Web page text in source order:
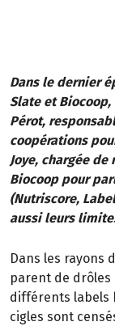
Dans le dernier
Slate et Biocoop,
Pérot,
coopérations
Joye, chargée
Biocoop pour
(Nutriscore,
aussi leurs
Dans les rayons
parent de drôles
différents labels
cigles sont